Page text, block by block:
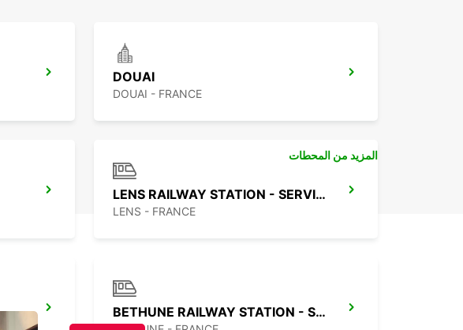
DOUAI
DOUAI - FRANCE
LENS RAILWAY STATION - SERVICE POINT
LENS - FRANCE
BETHUNE RAILWAY STATION - SERVICE POINT
المزيد من المحطات